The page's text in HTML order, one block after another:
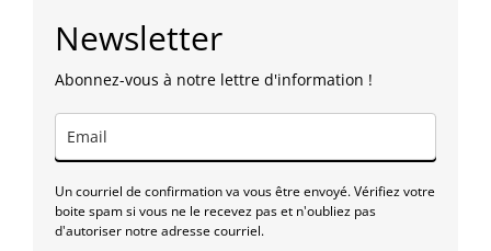
Newsletter
Abonnez-vous à notre lettre d'information !
Un courriel de confirmation va vous être envoyé. Vérifiez votre
boite spam si vous ne le recevez pas et n'oubliez pas
d'autoriser notre adresse courriel.